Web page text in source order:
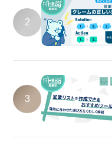
2
3